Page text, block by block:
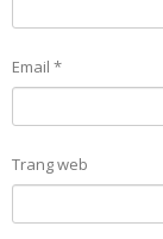
Email *
Trang web